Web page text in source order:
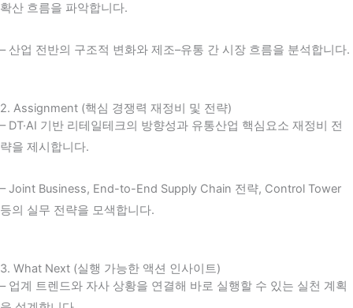
확산 흐름을 파악합니다.
– 산업 전반의 구조적 변화와 제조–유통 간 시장 흐름을 분석합니다.
2. Assignment (핵심 경쟁력 재정비 및 전략)
– DT·AI 기반 리테일테크의 방향성과 유통산업 핵심요소 재정비 전
략을 제시합니다.
– Joint Business, End-to-End Supply Chain 전략, Control Tower
등의 실무 전략을 모색합니다.
3. What Next (실행 가능한 액션 인사이트)
– 업계 트렌드와 자사 상황을 연결해 바로 실행할 수 있는 실천 계획